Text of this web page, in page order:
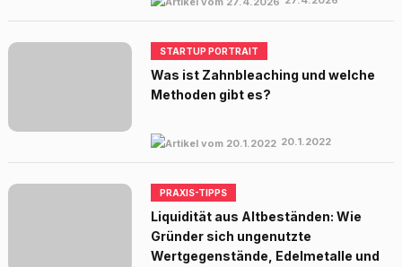
STARTUP PORTRAIT
Was ist Zahnbleaching und welche
Methoden gibt es?
20.1.2022
PRAXIS-TIPPS
Liquidität aus Altbeständen: Wie
Gründer sich ungenutzte
Wertgegenstände, Edelmetalle und